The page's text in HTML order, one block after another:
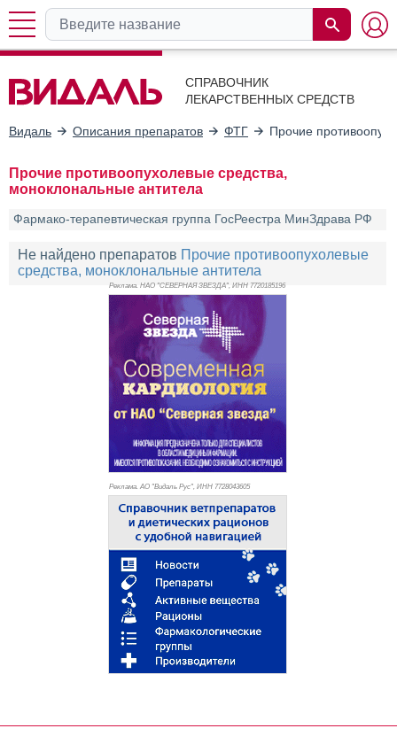
СПРАВОЧНИК
ЛЕКАРСТВЕННЫХ СРЕДСТВ
Видаль Описания препаратов ФТГ Прочие
Прочие противоопухолевые средства,
моноклональные антитела
Фармако-терапевтическая группа ГосРеестра МинЗдрава РФ
Не найдено препаратов Прочие противоопухолевые
средства, моноклональные антитела
Реклама. НАО "СЕВЕРНАЯ ЗВЕЗДА", ИНН 7720185196
Реклама. АО "Видаль Рус", ИНН 7728043605